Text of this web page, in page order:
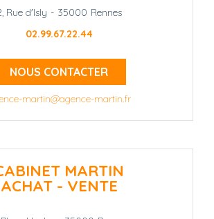
Rue d'Isly - 35000 Rennes
02.99.67.22.44
NOUS CONTACTER
martin@agence-martin.fr
MARTIN
ACHAT - VENTE